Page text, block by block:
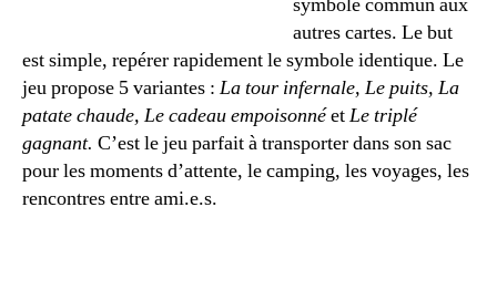
symbole commun aux
autres cartes. Le but
est simple, repérer rapidement le symbole identique. Le
jeu propose 5 variantes : La tour infernale, Le puits, La
patate chaude, Le cadeau empoisonnéetLe triplé
gagnant. C’est le jeu parfait à transporter dans son sac
pour les moments d’attente, le camping, les voyages, les
rencontres entre ami.e.s.